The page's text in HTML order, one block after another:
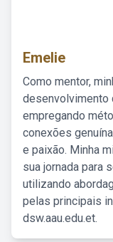
Emelie
Como mentor,
desenvolvimento
empregando
conexões
e paixão. Minha
sua jornada para
utilizando
pelas principais
dsw.aau.edu.et.